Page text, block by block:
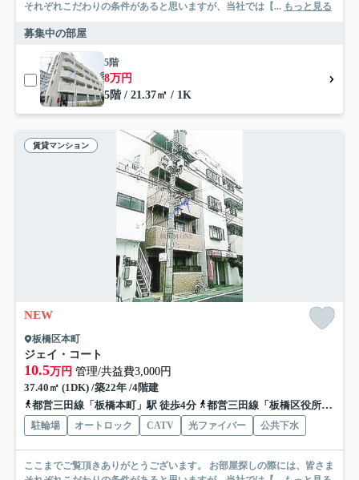
それぞれこだわりの条件があると思いますが、当社では【... もっと見る
募集中の部屋
5階
8万円
5階 / 21.37㎡ / 1K
賃貸マンション
NEW
板橋区本町
ジェイ・コート
10.5万円 管理/共益費3,000円
37.40㎡ (1DK) /築22年 /4階建
都営三田線「板橋本町」駅 徒歩4分
都営三田線「板橋区役所前」駅 徒歩14分
駐輪場 オートロック CATV 光ファイバー 公共下水
ここまでご覧頂きありがとうございます。 お部屋探しの際には、皆さま